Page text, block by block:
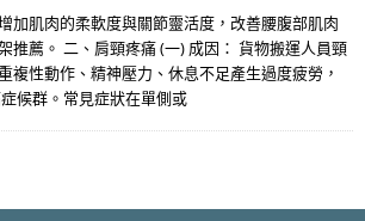
加肌肉的柔軟度與關節靈活度，改善腰腹部肌肉
推薦。 二、肩頸疼痛 (一) 成因： 貨物搬運人員頸
複性動作、精神壓力、休息不足產生過度疲勞，
候群。常見症狀在單側或